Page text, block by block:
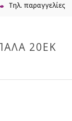
Τηλ. παραγγελίες
20ΕΚ